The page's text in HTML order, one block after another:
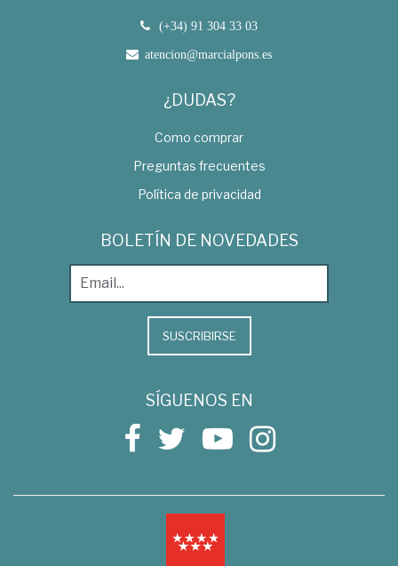
(+34) 91 304 33 03
atencion@marcialpons.es
¿DUDAS?
Como comprar
Preguntas frecuentes
Política de privacidad
BOLETÍN DE NOVEDADES
SUSCRIBIRSE
SÍGUENOS EN